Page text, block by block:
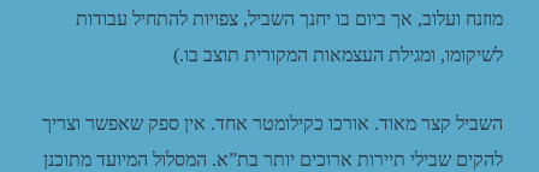
מוזנח ועלוב, אך ביום בו יחנך השביל, צפויות להתחיל עבודות
לשיקומו, ומגילת העצמאות המקורית תוצב בו.)
השביל קצר מאוד. אורכו כקילומטר אחד. אין ספק שאפשר וצריך
להקים שבילי תיירות ארוכים יותר בת”א. המסלול המיועד מתוכנן